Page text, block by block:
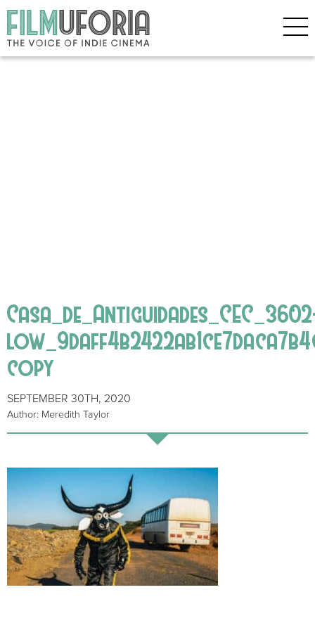
copy
SEPTEMBER 30TH, 2020
Author: Meredith Taylor